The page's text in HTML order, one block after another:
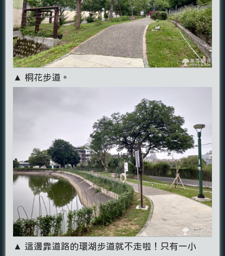
▲ 桐花步道。
▲ 這邊靠道路的環湖步道就不走啦！只有一小